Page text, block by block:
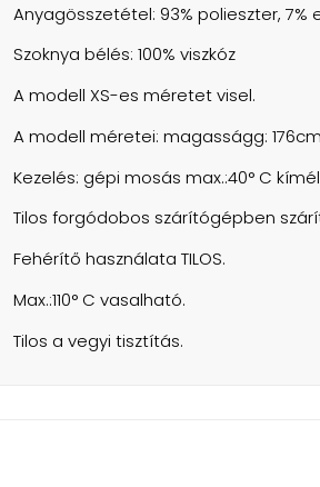
Anyagösszetétel: 93% polieszter, 7%
Szoknya bélés: 100% viszkóz
A modell XS-es méretet visel.
A modell méretei: magasságg:
Kezelés: gépi mosás max.:40° C
Tilos forgódobos szárítógépben
Fehérítő használata TILOS.
Max.:110° C vasalható.
Tilos a vegyi tisztítás.